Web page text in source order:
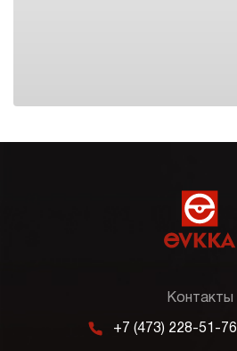
Контакты
m +7 (473) 228-51-76